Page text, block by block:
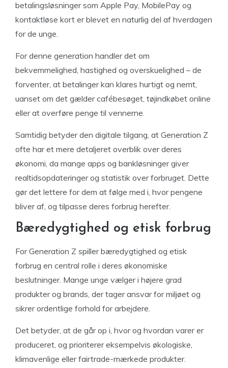
betalingsløsninger som Apple Pay, MobilePay og
kontaktløse kort er blevet en naturlig del af hverdagen
for de unge.
For denne generation handler det om
bekvemmelighed, hastighed og overskuelighed – de
forventer, at betalinger kan klares hurtigt og nemt,
uanset om det gælder cafébesøget, tøjindkøbet online
eller at overføre penge til vennerne.
Samtidig betyder den digitale tilgang, at Generation Z
ofte har et mere detaljeret overblik over deres
økonomi, da mange apps og bankløsninger giver
realtidsopdateringer og statistik over forbruget. Dette
gør det lettere for dem at følge med i, hvor pengene
bliver af, og tilpasse deres forbrug herefter.
Bæredygtighed og etisk forbrug
For Generation Z spiller bæredygtighed og etisk
forbrug en central rolle i deres økonomiske
beslutninger. Mange unge vælger i højere grad
produkter og brands, der tager ansvar for miljøet og
sikrer ordentlige forhold for arbejdere.
Det betyder, at de går op i, hvor og hvordan varer er
produceret, og prioriterer eksempelvis økologiske,
klimavenlige eller fairtrade-mærkede produkter.